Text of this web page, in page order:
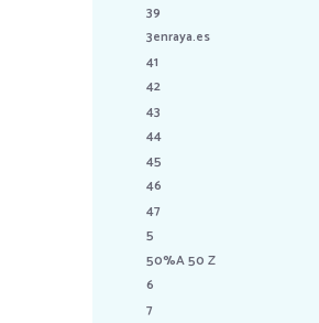
39
3enraya.es
41
42
43
44
45
46
47
5
50%A 50 Z
6
7